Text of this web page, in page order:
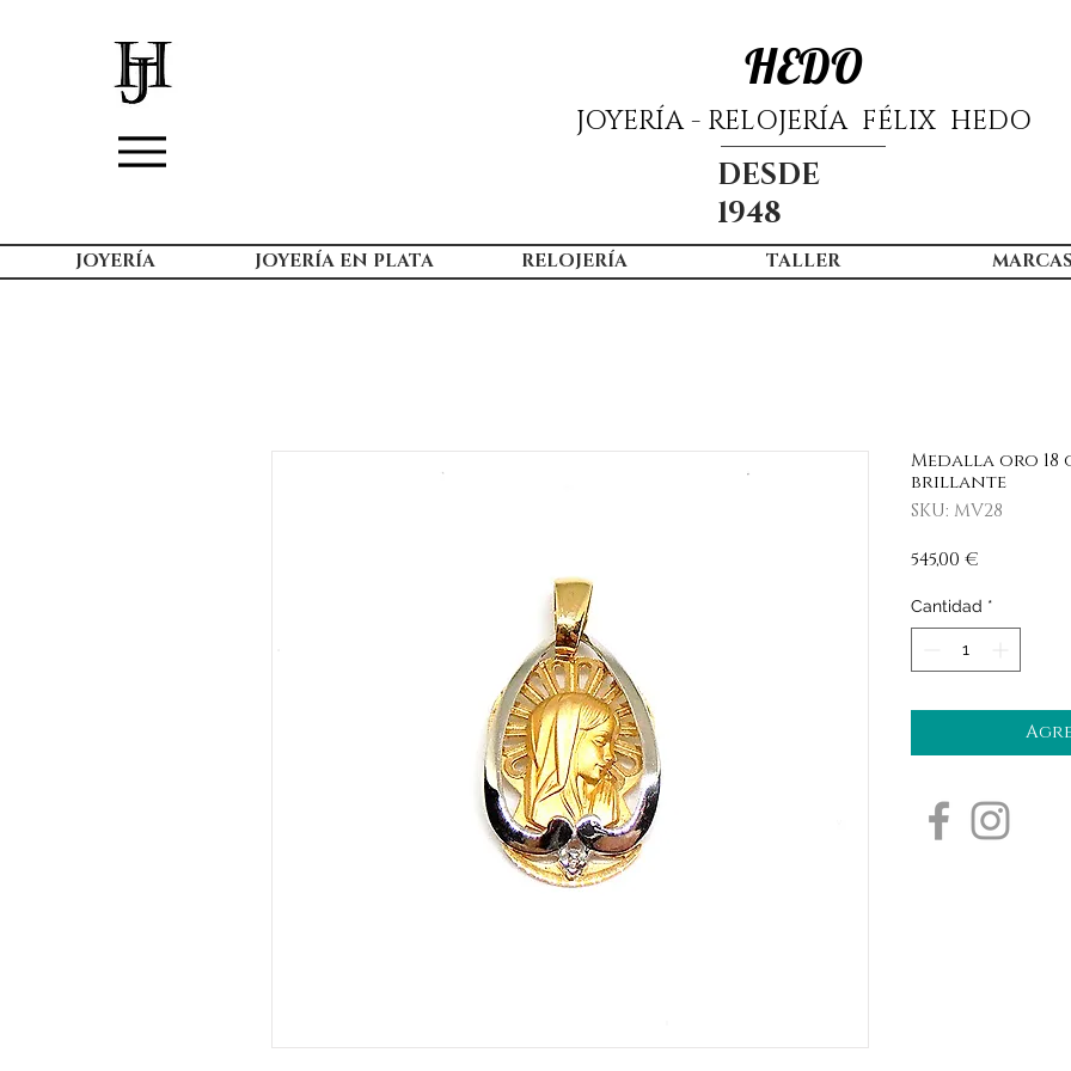
HEDO
JOYERÍA - RELOJERÍA FÉLIX HEDO
DESDE
1948
JOYERÍA JOYERÍA EN PLATA RELOJERÍA TALLER
Medalla oro 18
brillante
SKU: MV28
545,00 €
Cantidad *